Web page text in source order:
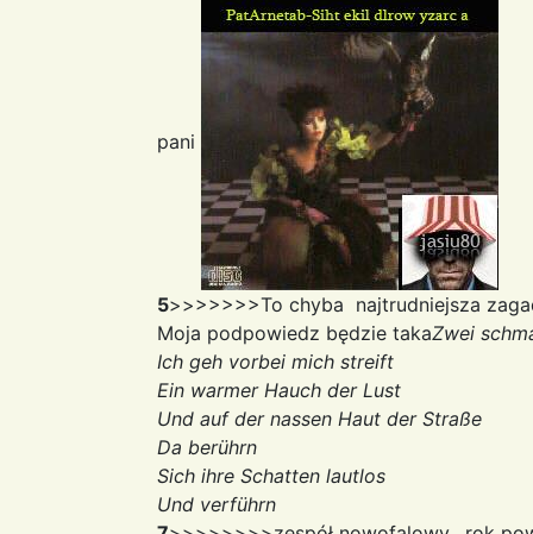
pani
5>>>>>>>To chyba najtrudniejsza
Moja podpowiedz będzie takaZwei
Ich geh vorbei mich streift
Ein warmer Hauch der Lust
Und auf der nassen Haut der Straße
Da berührn
Sich ihre Schatten lautlos
Und verführn